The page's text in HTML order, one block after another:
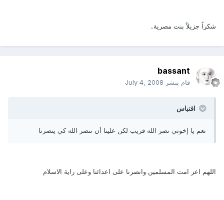
شكراً جزيلاً بنت مصرية..
bassant
قام بنشر July 4, 2008
اقتباس
نعم يا إخوتي نصر الله قريب لكن علينا أن ننصر الله كي ينصرنا
اللهم اعز امت المسلمين وانصرنا على اعدائنا وعلى راية الاسلام